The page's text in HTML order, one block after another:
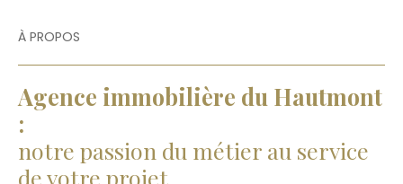
À PROPOS
Agence immobilière du Hautmont
:
notre passion du métier au service
de votre projet